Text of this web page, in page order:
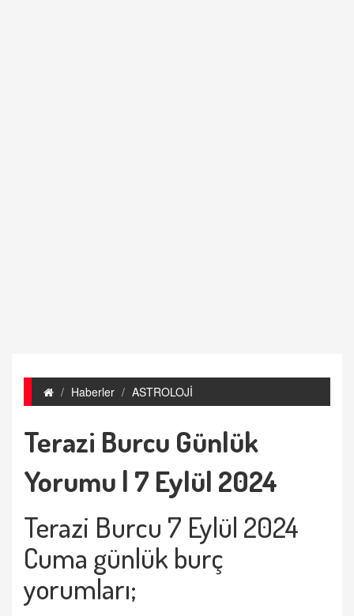
Haberler ASTROLOJİ
Terazi Burcu Günlük
Yorumu | 7 Eylül 2024
Terazi Burcu 7 Eylül 2024
Cuma günlük burç
yorumları;